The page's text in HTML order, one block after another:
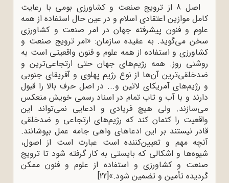
اصل 8 از ترویج صنعت و کشاورزی بومی با رعایت
کامل موازین اعتقادی اسلام و در عین حال استفاده از همه
علوم و فنون پیشرفته جهان در امر صنعت و کشاورزی
سخن می‌گوید. به عقیده سازمان: «امر ترویج صنعت و
کشاورزی و استفاده از همه علوم و فنون واقعیتی است به
روشنی روز. همه رژیم‌های جهان حتی ارتجاعی‌ترین و
ضدخلقی‌ترین آن‌ها از نوع رژیم پهلوی و آفریقای جنوبی
و رژیم‌های آمریکای لاتین و... در اصل حرف بالا را قبول
دارند و با آب و تاب تمام در اسناد رسمی خویش منعکس
می‌سازند. ولی هیچ فریادی و ادعایی نمی‌تواند این
واقعیت را کتمان کند که رژیم‌های ارتجاعی و ضدخلقی
قادر نیستند بر این ادعاهای واهی جامه عمل بپوشانند.
آنچه مهم و تعیین‌کننده است عبارت است از اصول،
شیوه‌ها و اشکالی که بایستی به کار گرفته شود تا ترویج
صنعت و کشاورزی و استفاده از علوم و فنون ممکن
گردیده تأمین و تضمین شود.»[22]